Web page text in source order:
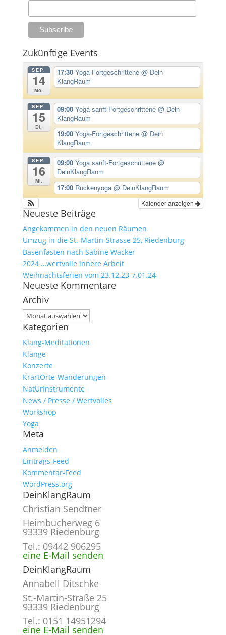
Zukünftige Events
SEP.
14
Mo.
17:30Yoga-Fortgeschrittene@ Dein
KlangRaum
SEP.
15
Di.
09:00Yoga sanft-Fortgeschrittene@ Dein
KlangRaum
19:00Yoga-Fortgeschrittene@ Dein
KlangRaum
SEP.
16
Mi.
09:00Yoga sanft-Fortgeschrittene@
DeinKlangRaum
17:00 Rückenyoga@ DeinKlangRaum
Kalender anzeigen
Neueste Beiträge
Angekommen in den neuen Räumen
Umzug in die St.-Martin-Strasse 25, Riedenburg
Basenfasten nach Sabine Wacker
2024 …wertvolle innere Arbeit
Weihnachtsferien vom 23.12.23-7.01.24
Neueste Kommentare
Archiv
Archiv
Kategorien
Klang-Meditationen
Klänge
Konzerte
KrartOrte-Wanderungen
NatUrInstrumente
News / Presse / Wertvolles
Workshop
Yoga
Meta
Anmelden
Eintrags-Feed
Kommentar-Feed
WordPress.org
DeinKlangRaum
Christian Sendtner
Heimbucherweg 6
93339 Riedenburg
Tel.: 09442 906295
eine E-Mail senden
DeinKlangRaum
Annabell Ditschke
St.-Martin-Straße 25
93339 Riedenburg
Tel.: 0151 14951294
eine E-Mail senden